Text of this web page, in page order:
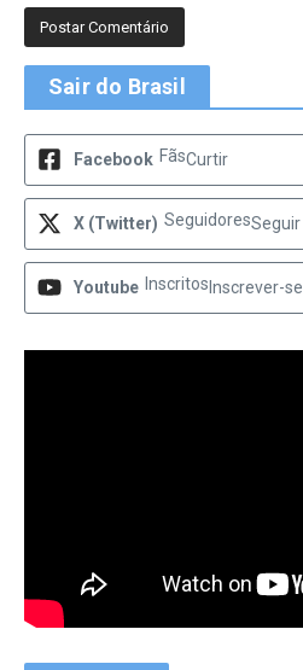
Sair do Brasil
Facebook FãsCurtir
X (Twitter) SeguidoresSeguir
Youtube Inscritos Inscrever-se